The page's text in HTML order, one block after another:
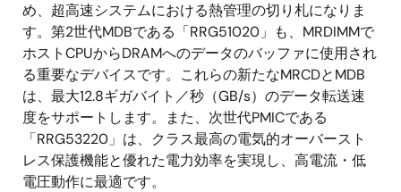
め、超高速システムにおける熱管理の切り札になりま
す。第2世代MDBである「RRG51020」も、MRDIMMで
ホストCPUからDRAMへのデータのバッファに使用され
る重要なデバイスです。これらの新たなMRCDとMDB
は、最大12.8ギガバイト／秒（GB/s）のデータ転送速
度をサポートします。また、次世代PMICである
「RRG53220」は、クラス最高の電気的オーバースト
レス保護機能と優れた電力効率を実現し、高電流・低
電圧動作に最適です。